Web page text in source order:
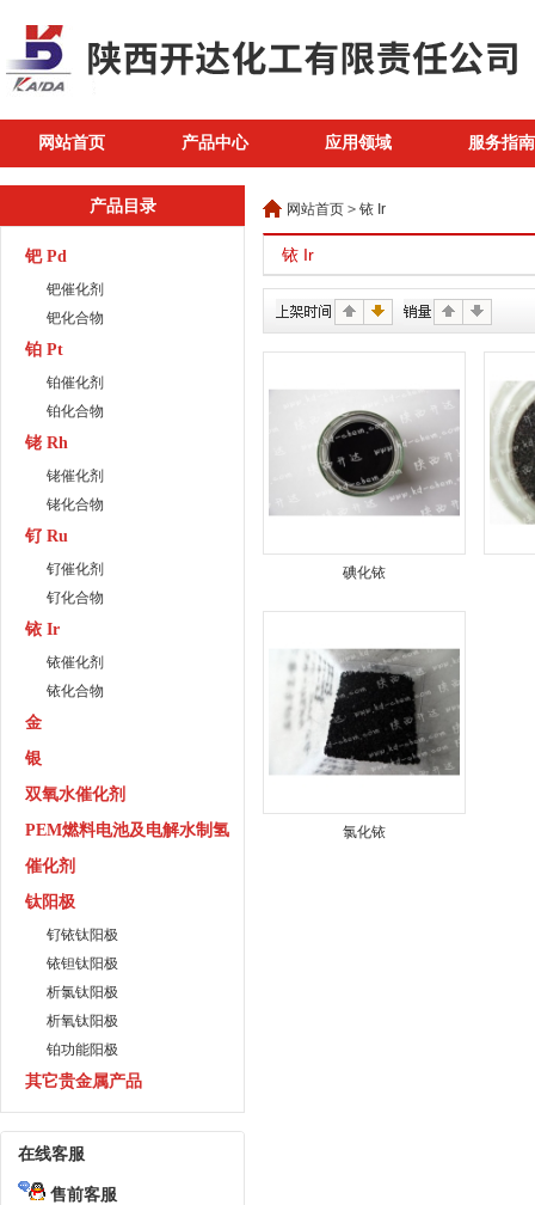
网站首页 产品中心 应用领域 服务指南
产品目录
钯 Pd
钯催化剂
钯化合物
铂 Pt
铂催化剂
铂化合物
铑 Rh
铑催化剂
铑化合物
钌 Ru
钌催化剂
钌化合物
铱 Ir
铱催化剂
铱化合物
金
银
双氧水催化剂
PEM燃料电池及电解水制氢
催化剂
钛阳极
钌铱钛阳极
铱钽钛阳极
析氯钛阳极
析氧钛阳极
铂功能阳极
其它贵金属产品
在线客服
售前客服
网站首页 > 铱 Ir
铱 Ir
碘化铱
氯化铱